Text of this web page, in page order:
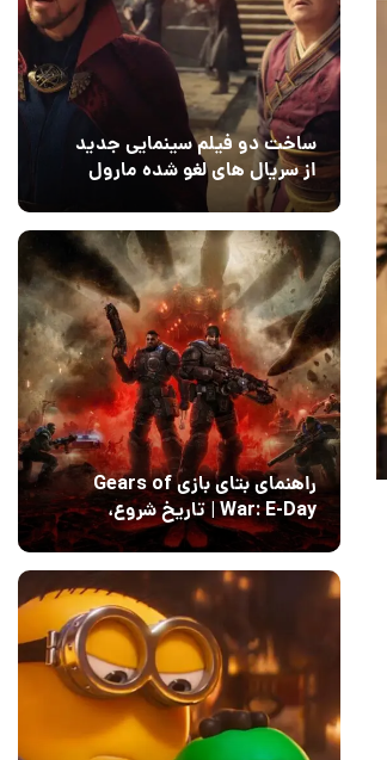
ساخت دو فیلم سینمایی جدید
از سریال های لغو شده مارول
۰
راهنمای بتای بازی Gears of
War: E-Day | تاریخ‌ شروع،
محتواها و نحوه دسترسی